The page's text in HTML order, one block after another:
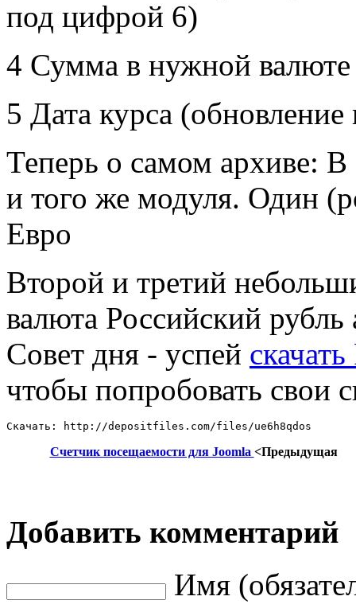
под цифрой 6)
4 Сумма в нужной
5 Дата курса
Теперь о самом архиве:
и того же модуля. Один
Евро
Второй и третий
валюта Российский
Совет дня - успей
чтобы попробовать свои
Скачать: http://depositfiles.com/files/ue6h8qdos
Счетчик посещаемости для Joomla <Предыдущая
Добавить комментарий
Имя